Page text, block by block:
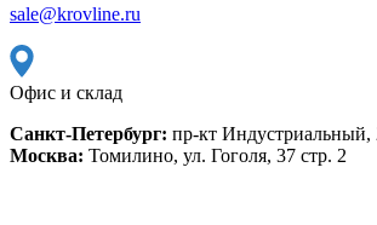
sale@krovline.ru
Офис и склад
Санкт-Петербург: пр-кт Индустриальный,
Москва: Томилино, ул. Гоголя, 37 стр. 2